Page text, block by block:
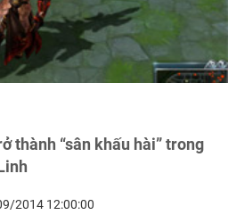
thành “sân khấu hài” trong
2014 12:00:00